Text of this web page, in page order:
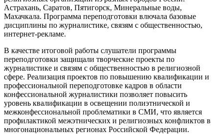
Астрахань, Саратов, Пятигорск, Минеральные воды,
Махачкала. Программа переподготовки влючала базовые
дисциплины по журналистике, связям с общественностью,
интернет-рекламе.
В качестве итоговой работы слушатели программы
переподготовки защищали творческие проекты по
журналистике и связям с общественностью в религиозной
сфере. Реализация проектов по повышению квалификации и
профессиональной переподготовке кадров в области
конфессиональной журналистики позволяет повысить
уровень квалификации в освещении полиэтнической и
межконфессиональной проблематики в СМИ, что является
профилактикой межэтнических и религиозных конфликтов в
многонациональных регионах Российской Федерации.